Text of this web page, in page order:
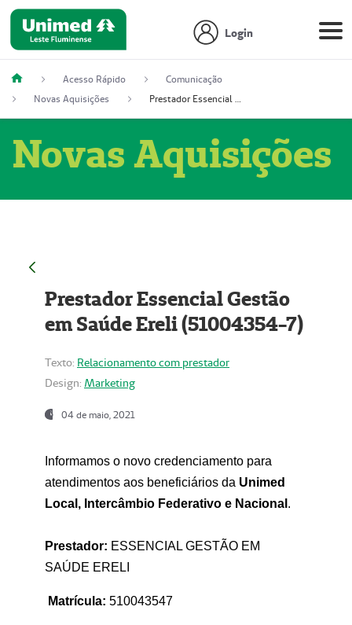
Login
Acesso Rápido
Comunicação
Novas Aquisições
Prestador Essencial Gestão em Saúde Ereli (51004354-7)
Novas Aquisições
Prestador Essencial Gestão
em Saúde Ereli (51004354-7)
Texto: Relacionamento com prestador
Design: Marketing
04 de maio, 2021
Informamos o novo credenciamento para
atendimentos aos beneficiários da Unimed
Local, Intercâmbio Federativo e Nacional .
Prestador: ESSENCIAL GESTÃO EM
SAÚDE ERELI
Matrícula: 510043547